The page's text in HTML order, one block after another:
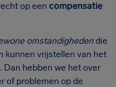
op een compensatie
omstandighedendie
kunnen vrijstellen van het
hebben we het over
of problemen op de